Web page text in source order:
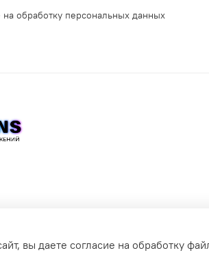
на обработку персональных данных
вы даете согласие на обработку